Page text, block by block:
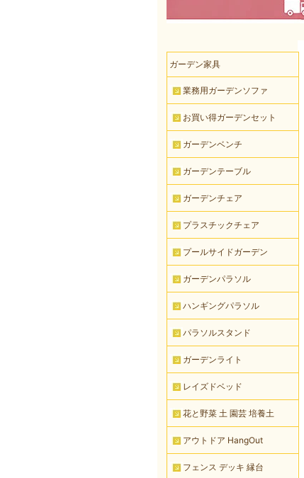
ガーデン家具
業務用ガーデンソファ
お買い得ガーデンセット
ガーデンベンチ
ガーデンテーブル
ガーデンチェア
プラスチックチェア
プールサイドガーデン
ガーデンパラソル
ハンギングパラソル
パラソルスタンド
ガーデンライト
レイズドベッド
花と野菜 土 園芸 培養土
アウトドア HangOut
フェンス デッキ 縁台